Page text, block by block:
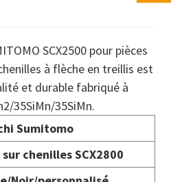
SCX2500 pour pièces
à flèche en treillis est
et durable fabriqué à
35SiMn/35SiMn.
Sumitomo
sur chenilles SCX2800